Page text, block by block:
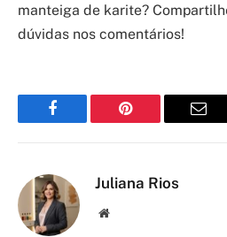
manteiga de karite?
dúvidas nos comentários!
Facebook Pinterest
Juliana Rios
Site/Blog